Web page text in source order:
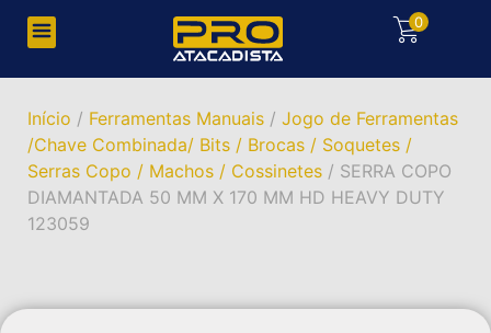
0
Início / Ferramentas Manuais / Jogo de Ferramentas
/Chave Combinada/ Bits / Brocas / Soquetes /
Serras Copo / Machos / Cossinetes / SERRA COPO
DIAMANTADA 50 MM X 170 MM HD HEAVY DUTY
123059